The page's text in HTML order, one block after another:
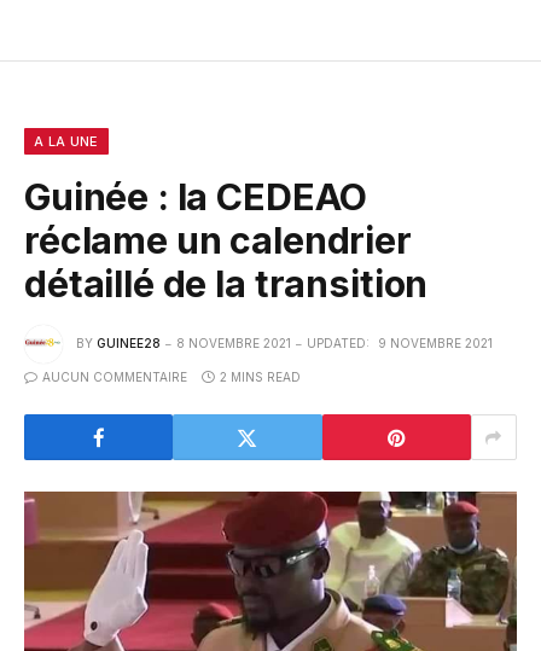
A LA UNE
Guinée : la CEDEAO
réclame un calendrier
détaillé de la transition
BY GUINEE28 8 NOVEMBRE 2021 UPDATED: 9 NOVEMBRE 2021
AUCUN COMMENTAIRE 2 MINS READ